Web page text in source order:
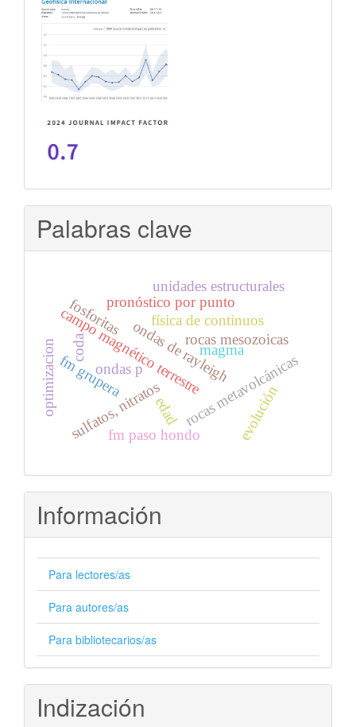
Palabras clave
ondas de rayleigh
campo magnético terrestrerocas metavolcánicas
rocas mesozoicas
física de continuos
ondas p
sulfatos, nitratos
fm grupera
fm paso hondo
pronóstico por punto
coda magma
unidades estructurales
evolución
edad
optimizacion
fosforitas
Información
Para lectores/as
Para autores/as
Para bibliotecarios/as
Indización